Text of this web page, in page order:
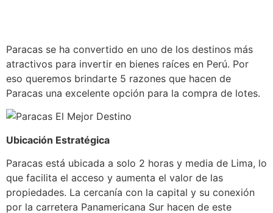
Paracas se ha convertido en uno de los destinos más
atractivos para invertir en bienes raíces en Perú. Por
eso queremos brindarte 5 razones que hacen de
Paracas una excelente opción para la compra de lotes.
Ubicación Estratégica
Paracas está ubicada a solo 2 horas y media de Lima, lo
que facilita el acceso y aumenta el valor de las
propiedades. La cercanía con la capital y su conexión
por la carretera Panamericana Sur hacen de este